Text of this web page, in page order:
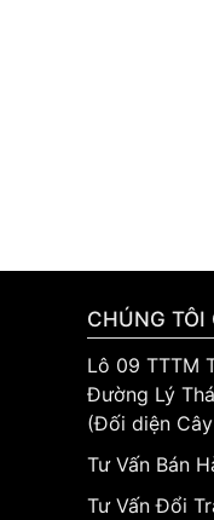
CHÚNG TÔI
Lô 09 TTTM
Đường Lý
(Đối diện
Tư Vấn Bán
Tư Vấn Đổi